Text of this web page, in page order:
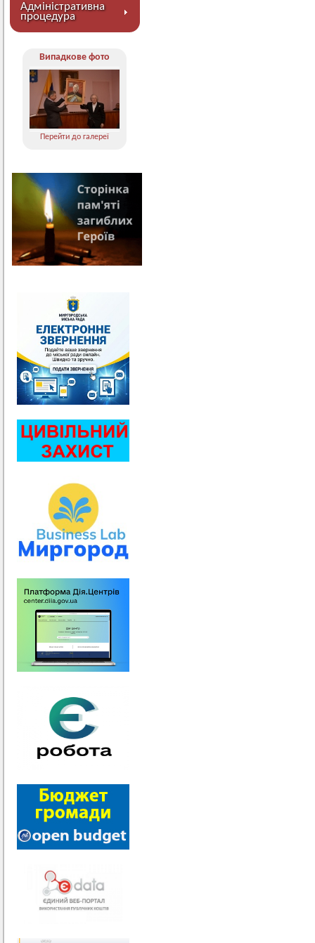
Адміністративна
процедура
Випадкове фото
Перейти до галереї